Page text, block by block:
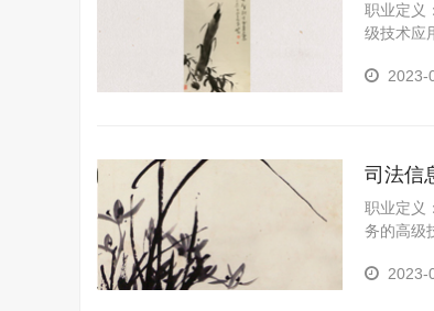
职业定义
级技术应
2023-
司法信
职业定义
务的高级
2023-